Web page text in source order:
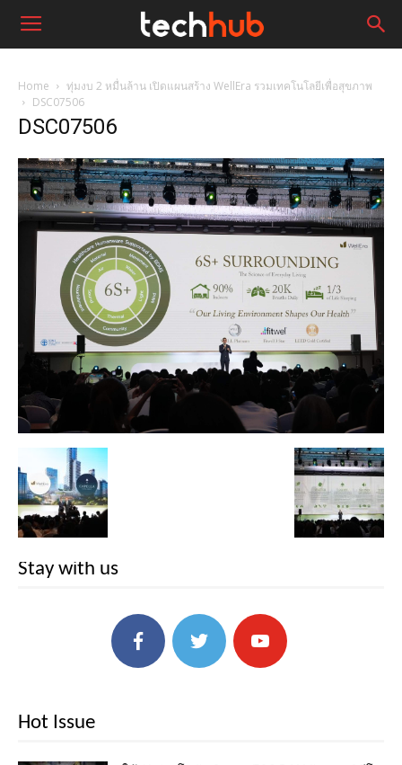
Home
ทุ่มงบ 2 หมื่นล้าน เปิดแผนสร้าง WellEra รวมเทคโนโลยีเพื่อสุขภาพ
DSC07506
DSC07506
Stay with us
Hot Issue